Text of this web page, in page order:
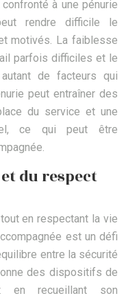
à une pénurie
rendre difficile le
motivés. La faiblesse
parfois difficiles et le
de facteurs qui
peut entraîner des
du service et une
ce qui peut être
du respect
en respectant la vie
est un défi
entre la sécurité
des dispositifs de
en recueillant son